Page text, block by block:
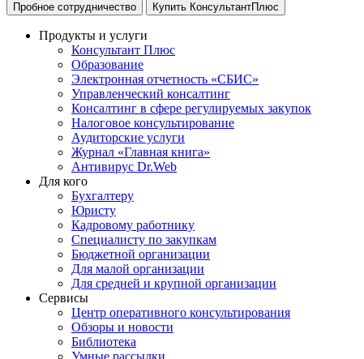
Пробное сотрудничество Купить КонсультантПлюс
Продукты и услуги
Консультант Плюс
Образование
Электронная отчетность «СБИС»
Управленческий консалтинг
Консалтинг в сфере регулируемых закупок
Налоговое консультирование
Аудиторские услуги
Журнал «Главная книга»
Антивирус Dr.Web
Для кого
Бухгалтеру
Юристу
Кадровому работнику
Специалисту по закупкам
Бюджетной организации
Для малой организации
Для средней и крупной организации
Сервисы
Центр оперативного консультирования
Обзоры и новости
Библиотека
Умные рассылки